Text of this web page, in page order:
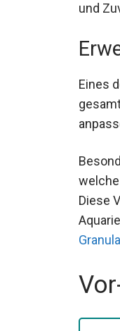
und
Eines
Diese